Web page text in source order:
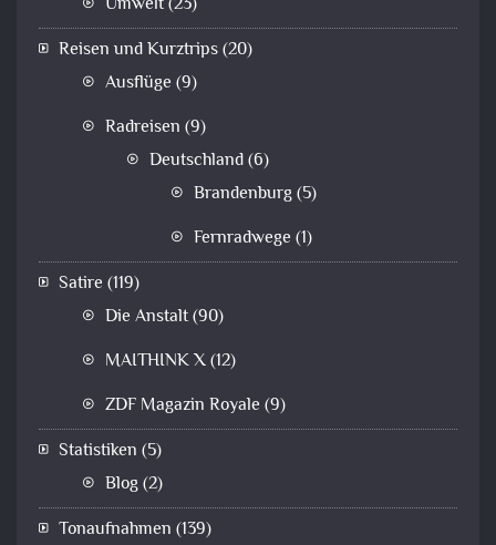
Reisen und Kurztrips(20)
Ausflüge (9)
Radreisen (9)
Deutschland(6)
Brandenburg(5)
Fernradwege (1)
Satire (119)
Die Anstalt(90)
MAITHINK X(12)
ZDF Magazin Royale (9)
Statistiken (5)
Blog(2)
Tonaufnahmen (139)